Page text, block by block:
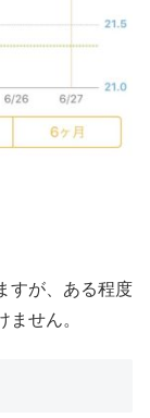
すが、ある程度
せん。